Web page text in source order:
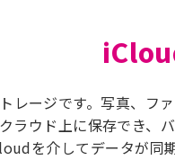
ージです。写真、フ
ラウド上に保存でき、
を介してデータが同